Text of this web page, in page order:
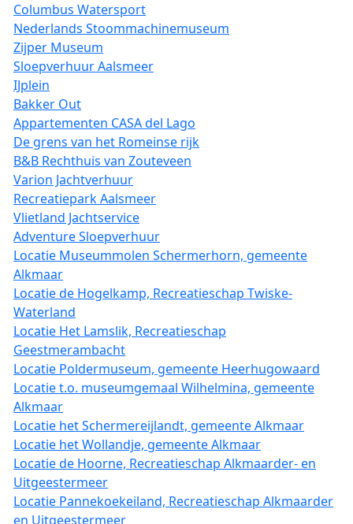
Columbus Watersport
Nederlands Stoommachinemuseum
Zijper Museum
Sloepverhuur Aalsmeer
IJplein
Bakker Out
Appartementen CASA del Lago
De grens van het Romeinse rijk
B&B Rechthuis van Zouteveen
Varion Jachtverhuur
Recreatiepark Aalsmeer
Vlietland Jachtservice
Adventure Sloepverhuur
Locatie Museummolen Schermerhorn, gemeente
Alkmaar
Locatie de Hogelkamp, Recreatieschap Twiske-
Waterland
Locatie Het Lamslik, Recreatieschap
Geestmerambacht
Locatie Poldermuseum, gemeente Heerhugowaard
Locatie t.o. museumgemaal Wilhelmina, gemeente
Alkmaar
Locatie het Schermereijlandt, gemeente Alkmaar
Locatie het Wollandje, gemeente Alkmaar
Locatie de Hoorne, Recreatieschap Alkmaarder- en
Uitgeestermeer
Locatie Pannekoekeiland, Recreatieschap Alkmaarder
en Uitgeestermeer